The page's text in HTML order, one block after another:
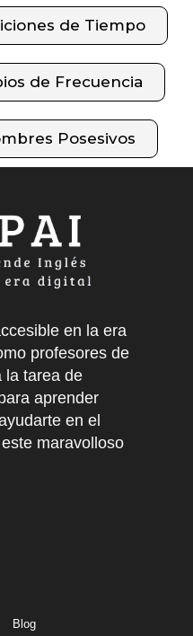
de Tiempo
de Frecuencia
Posesivos
en la era
profesores de
la tarea de
aprender
en el
maravolloso
Blog